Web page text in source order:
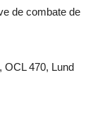
de combate de
OCL 470, Lund